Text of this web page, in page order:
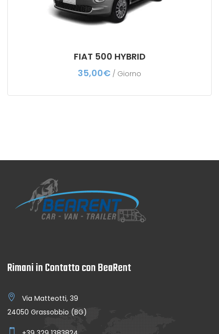
FIAT 500 HYBRID
35,00€ / Giorno
Rimani in Contatto con BeaRent
Via Matteotti, 39
24050 Grassobbio (BG)